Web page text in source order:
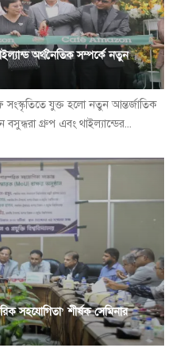
অর্থনৈতিক সম্পর্কে নতুন
সংস্কৃতিতে যুক্ত হলো নতুন আন্তর্জাতিক
বসুন্ধরা গ্রুপ এবং থাইল্যান্ডের...
সহযোগিতা’ শীর্ষক সেমিনার